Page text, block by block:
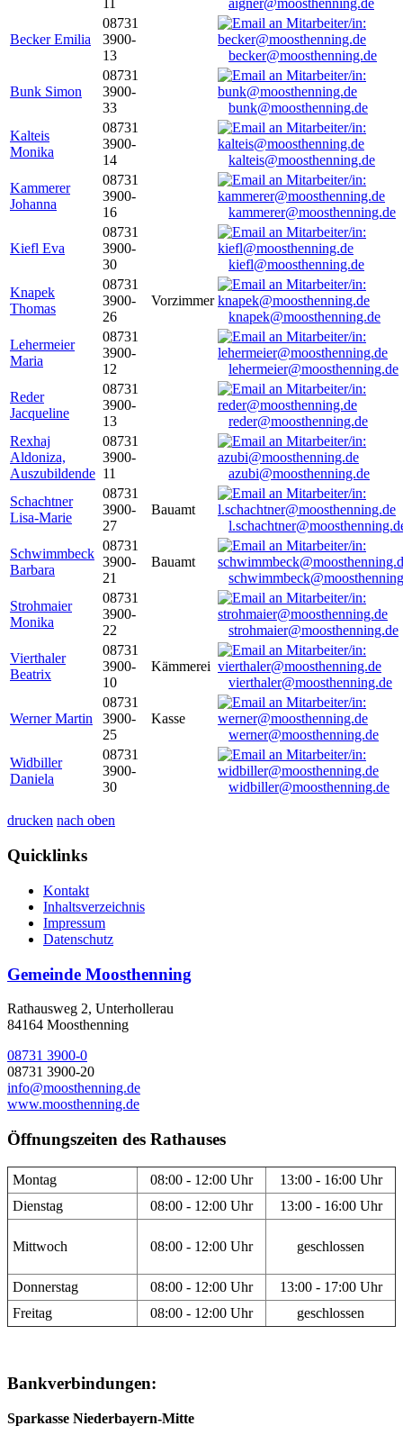
aigner@moosthenning.de
Becker Emilia
08731
3900-
13
becker@moosthenning.de
Bunk Simon
08731
3900-
33
bunk@moosthenning.de
Kalteis
Monika
08731
3900-
14
kalteis@moosthenning.de
Kammerer
Johanna
08731
3900-
16
kammerer@moosthenning.de
Kiefl Eva
08731
3900-
30
kiefl@moosthenning.de
Knapek
Thomas
08731
3900-
26
Vorzimmer
knapek@moosthenning.de
Lehermeier
Maria
08731
3900-
12
lehermeier@moosthenning.de
Reder
Jacqueline
08731
3900-
13
reder@moosthenning.de
Rexhaj
Aldoniza,
Auszubildende
08731
3900-
11
azubi@moosthenning.de
Schachtner
Lisa-Marie
08731
3900-
27
Bauamt
Schwimmbeck
Barbara
08731
3900-
21
Bauamt
Strohmaier
Monika
08731
3900-
22
strohmaier@moosthenning.de
Vierthaler
Beatrix
08731
3900-
10
Kämmerei
vierthaler@moosthenning.de
Werner Martin
08731
3900-
25
Kasse
werner@moosthenning.de
Widbiller
Daniela
08731
3900-
30
widbiller@moosthenning.de
drucken nach oben
Quicklinks
Kontakt
Inhaltsverzeichnis
Impressum
Datenschutz
Gemeinde Moosthenning
Rathausweg 2, Unterhollerau
84164 Moosthenning
08731 3900-0
08731 3900-20
info@moosthenning.de
www.moosthenning.de
Öffnungszeiten des Rathauses
Montag 08:00 - 12:00 Uhr
13:00 - 16:00 Uhr
Dienstag
08:00 - 12:00 Uhr 13:00 - 16:00 Uhr
Mittwoch 08:00 - 12:00 Uhr geschlossen
Donnerstag 08:00 - 12:00 Uhr
13:00 - 17:00 Uhr
Freitag
08:00 - 12:00 Uhr geschlossen
Bankverbindungen:
Sparkasse Niederbayern-Mitte